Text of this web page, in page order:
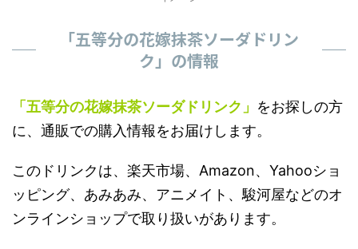
「五等分の花嫁抹茶ソーダドリン
ク」の情報
「五等分の花嫁抹茶ソーダドリンク」 をお探しの方
に、通販での購入情報をお届けします。
このドリンクは、楽天市場、Amazon、Yahooショ
ッピング、あみあみ、アニメイト、駿河屋などのオ
ンラインショップで取り扱いがあります。